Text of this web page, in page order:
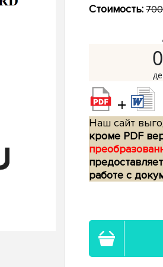
Стоимость:
+
Наш сайт
кроме PDF
работе с